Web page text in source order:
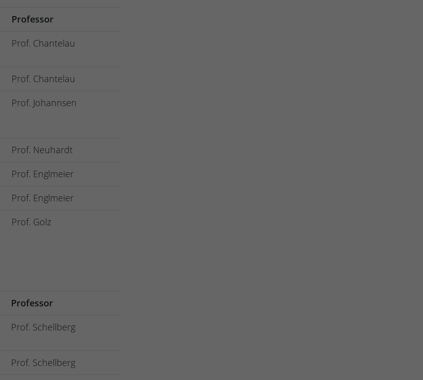
Professor
Prof. Chantelau
Prof. Chantelau
Prof. Johannsen
Prof. Neuhardt
Prof. Englmeier
Prof. Englmeier
Prof. Golz
Professor
Prof. Schellberg
Prof. Schellberg